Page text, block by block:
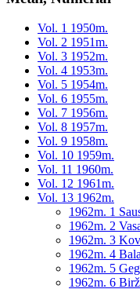
Vol. 1 1950m.
Vol. 2 1951m.
Vol. 3 1952m.
Vol. 4 1953m.
Vol. 5 1954m.
Vol. 6 1955m.
Vol. 7 1956m.
Vol. 8 1957m.
Vol. 9 1958m.
Vol. 10 1959m.
Vol. 11 1960m.
Vol. 12 1961m.
Vol. 13 1962m.
1962m. 1
1962m. 2
1962m. 3
1962m. 4
1962m. 5
1962m. 6